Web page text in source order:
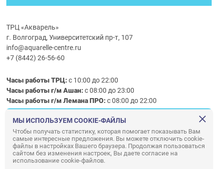
ТРЦ «Акварель»
г. Волгоград, Университетский пр-т, 107
info@aquarelle-centre.ru
+7 (8442) 26-56-60
Часы работы ТРЦ:с 10:00 до 22:00
Часы работы г/м Ашан:с 08:00 до 23:00
Часы работыг/мЛемана ПРО:с 08:00 до 22:00
Правила посещения ТРЦ «Акварель»
ООО «АКВАРЕЛЬ»
© ООО «Акварель» 2010–2026. All right reserved.
Дизайн концепция сайта —
МЫ ИСПОЛЬЗУЕМ COOKIE-ФАЙЛЫ
Чтобы получать статистику, которая помогает показывать Вам
самые интересные предложения. Вы можете отключить cookie-
файлы в настройках Вашего браузера. Продолжая пользоваться
сайтом без изменения настроек, Вы даете согласие на
использование cookie-файлов.